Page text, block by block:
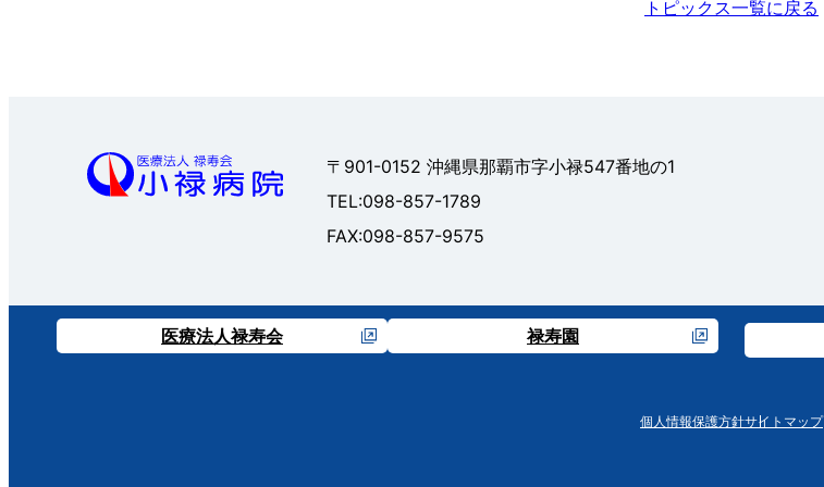
トピックス一覧に戻る
〒901-0152 沖縄県那覇市字小禄547番地の1
TEL:098-857-1789
FAX:098-857-9575
医療法人禄寿会 禄寿園
個人情報保護方針サイトマップ